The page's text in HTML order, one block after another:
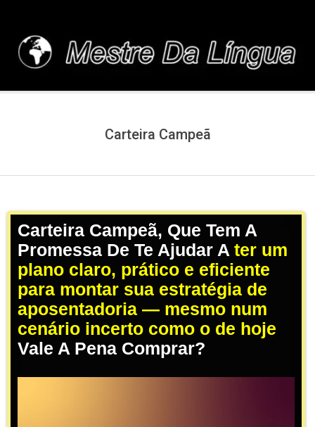
content
Carteira Campeã
Carteira Campeã, Que Tem A
Promessa De Te Ajudar A ter um
plano claro, prático e eficiente
para montar sua estratégia de
aposentadoria — mesmo num
cenário incerto como o de hoje
Vale A Pena Comprar?